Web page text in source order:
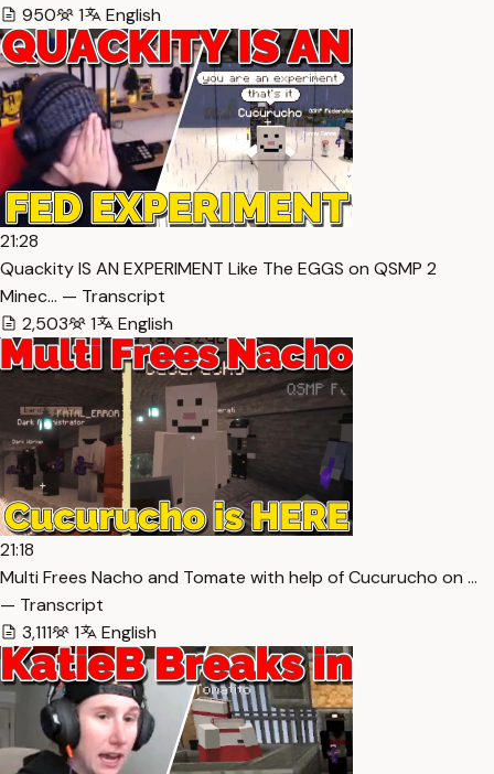
950
1 English
21:28
Quackity IS AN EXPERIMENT Like The EGGS on QSMP 2
Minec… — Transcript
2,503
1 English
21:18
Multi Frees Nacho and Tomate with help of Cucurucho on …
— Transcript
3,111
1 English